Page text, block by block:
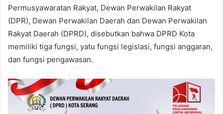
Permusyawaratan Rakyat, Dewan Perwakilan Rakyat
(DPR), Dewan Perwakilan Daerah dan Dewan Perwakilan
Rakyat Daerah (DPRD), disebutkan bahwa DPRD Kota
memiliki tiga fungsi, yatu fungsi legislasi, fungsi anggaran,
dan fungsi pengawasan.